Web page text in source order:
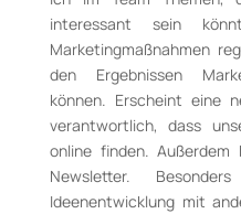
interessant sein
Marketingmaßnahmen
den Ergebnissen
können. Erscheint eine
verantwortlich, dass
online finden.
Newsletter.
Ideenentwicklung mit